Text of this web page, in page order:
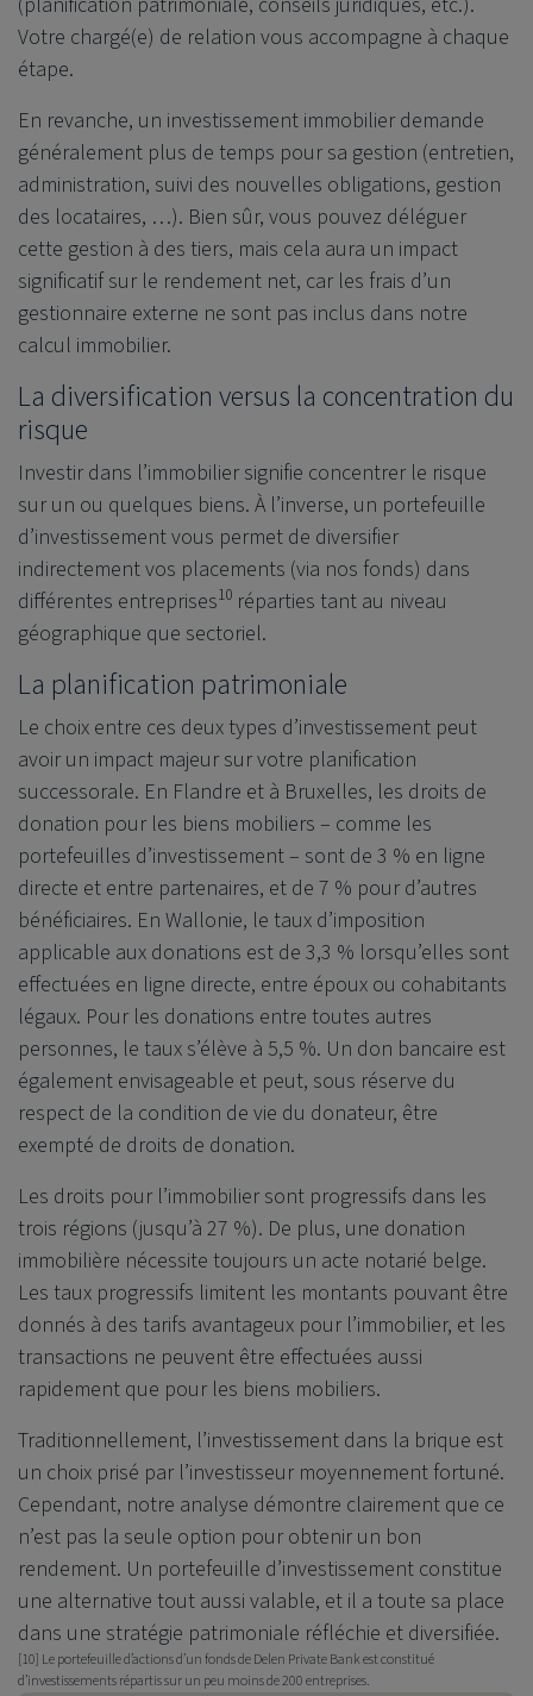
Votre chargé(e) de relation vous accompagne à chaque
étape.
En revanche, un investissement immobilier demande
généralement plus de temps pour sa gestion (entretien,
administration, suivi des nouvelles obligations, gestion
des locataires, …). Bien sûr, vous pouvez déléguer
cette gestion à des tiers, mais cela aura un impact
significatif sur le rendement net, car les frais d’un
gestionnaire externe ne sont pas inclus dans notre
calcul immobilier.
La diversification versus la concentration du
risque
Investir dans l’immobilier signifie concentrer le risque
sur un ou quelques biens. À l’inverse, un portefeuille
d’investissement vous permet de diversifier
indirectement vos placements (via nos fonds) dans
différentes entreprises10 réparties tant au niveau
géographique que sectoriel.
La planification patrimoniale
Le choix entre ces deux types d’investissement peut
avoir un impact majeur sur votre planification
successorale. En Flandre et à Bruxelles, les droits de
donation pour les biens mobiliers – comme les
portefeuilles d’investissement – sont de 3 % en ligne
directe et entre partenaires, et de 7 % pour d’autres
bénéficiaires. En Wallonie, le taux d’imposition
applicable aux donations est de 3,3 % lorsqu’elles sont
effectuées en ligne directe, entre époux ou cohabitants
légaux. Pour les donations entre toutes autres
personnes, le taux s’élève à 5,5 %. Un don bancaire est
également envisageable et peut, sous réserve du
respect de la condition de vie du donateur, être
exempté de droits de donation.
Les droits pour l’immobilier sont progressifs dans les
trois régions (jusqu’à 27 %). De plus, une donation
immobilière nécessite toujours un acte notarié belge.
Les taux progressifs limitent les montants pouvant être
donnés à des tarifs avantageux pour l’immobilier, et les
transactions ne peuvent être effectuées aussi
rapidement que pour les biens mobiliers.
Traditionnellement, l’investissement dans la brique est
un choix prisé par l’investisseur moyennement fortuné.
Cependant, notre analyse démontre clairement que ce
n’est pas la seule option pour obtenir un bon
rendement. Un portefeuille d’investissement constitue
une alternative tout aussi valable, et il a toute sa place
dans une stratégie patrimoniale réfléchie et diversifiée.
[10] Le portefeuille d’actions d’un fonds deDelen Private Bankest constitué
d’investissements répartis sur un peu moins de 200 entreprises.